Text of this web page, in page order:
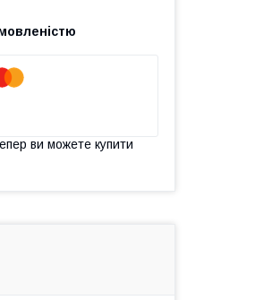
ви можете купити